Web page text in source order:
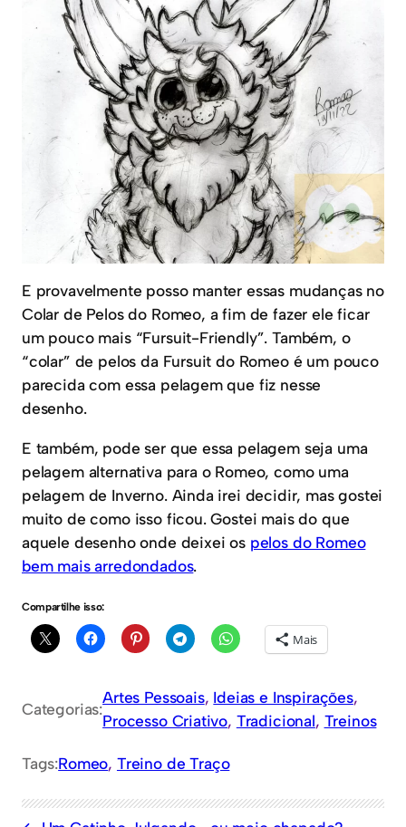
E provavelmente posso manter essas mudanças no
Colar de Pelos do Romeo, a fim de fazer ele ficar
um pouco mais “Fursuit-Friendly”. Também, o
“colar” de pelos da Fursuit do Romeo é um pouco
parecida com essa pelagem que fiz nesse
desenho.
E também, pode ser que essa pelagem seja uma
pelagem alternativa para o Romeo, como uma
pelagem de Inverno. Ainda irei decidir, mas gostei
muito de como isso ficou. Gostei mais do que
aquele desenho onde deixei os pelos do Romeo
bem mais arredondados.
Compartilhe isso:
Mais
Categorias:
Artes Pessoais, Ideias e Inspirações
Processo Criativo, Tradicional, Treinos
Tags:Romeo, Treino de Traço